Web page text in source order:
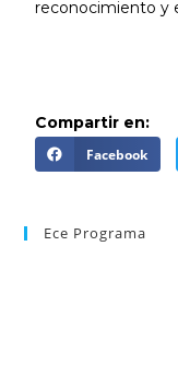
reconocimiento y
Compartir en:
Facebook
Ece Programa